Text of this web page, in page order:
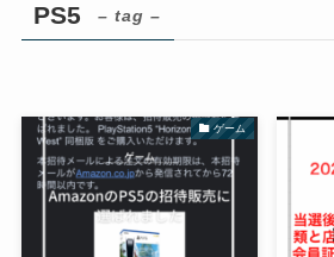
PS5 – tag –
ゲーム